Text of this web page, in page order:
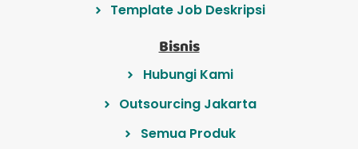
Template Job Deskripsi
Bisnis
Hubungi Kami
Outsourcing Jakarta
Semua Produk